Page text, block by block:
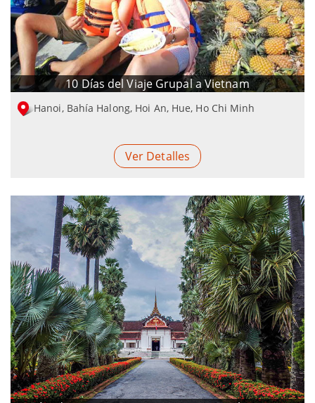
10 Días del Viaje Grupal a Vietnam
Hanoi, Bahía Halong, Hoi An, Hue, Ho Chi Minh
Ver Detalles